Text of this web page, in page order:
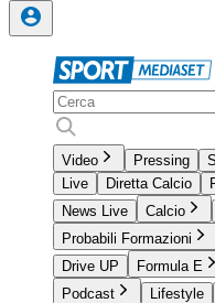
Video Pressing
Live
Diretta Calcio
News Live
Calcio
Probabili Formazioni
Drive UP
Formula E
Podcast
Lifestyle